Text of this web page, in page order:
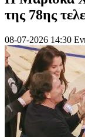
της 78ης
08-07-2026 14:30